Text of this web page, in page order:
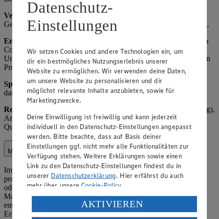
Verarbeitete Daten: Telefonnummer, ggf. Name, Anliegen,
Gesprächsnotizen. Zweck: Kundenservice und Qualitätssicherung.
Empfänger
: Interne Mitarbeiter, ggf. EDEKA Zentrale Stiftung &
Co. KG (EDEKA Kundenservice), ggf. andere betroffene
Unternehmen des EDEKA-Verbunds, Lieferanten der reklamierten
Produkte.
Speicherdauer: Bis zur abschließenden Bearbeitung plus 1 Jahr,
danach Löschung oder Anonymisierung.
Rechtsgrundlage:
Art. 6 Abs. 1 lit. b) DSGVO (Vertragserfüllung),
Art. 6 Abs. 1 lit. f) DSGVO (berechtigtes Interesse an
Qualitätssicherung, Kundenbindung, und Serviceoptimierung).
Marketing
Im Rahmen unserer Marketingaktivitäten verarbeiten wir
personenbezogene Daten, um Kunden über Angebote, Aktionen
oder neue Produkte zu informieren. Dies kann postalisch, per E-
Mail, SMS oder über digitale Kanäle erfolgen, sofern eine
entsprechende Einwilligung vorliegt oder ein gesetzlicher
Erlaubnistatbestand gegeben ist.
Datenschutz-
Einstellungen
Wir setzen Cookies und andere Technologien ein, um
dir ein bestmögliches Nutzungserlebnis unserer
Website zu ermöglichen. Wir verwenden deine Daten,
um unsere Website zu personalisieren und dir
möglichst relevante Inhalte anzubieten, sowie für
Marketingzwecke.
Deine Einwilligung ist freiwillig und kann jederzeit
individuell in den Datenschutz-Einstellungen angepasst
werden. Bitte beachte, dass auf Basis deiner
Einstellungen ggf. nicht mehr alle Funktionalitäten zur
Verfügung stehen. Weitere Erklärungen sowie einen
Link zu den Datenschutz-Einstellungen findest du in
unserer Datenschutzerklärung. Hier erfährst du auch
mehr über unsereCookie-Policy.
Verarbeitung deiner personenbezogenen Daten in den
USA durch Facebook und YouTube:
AKTIVIEREN